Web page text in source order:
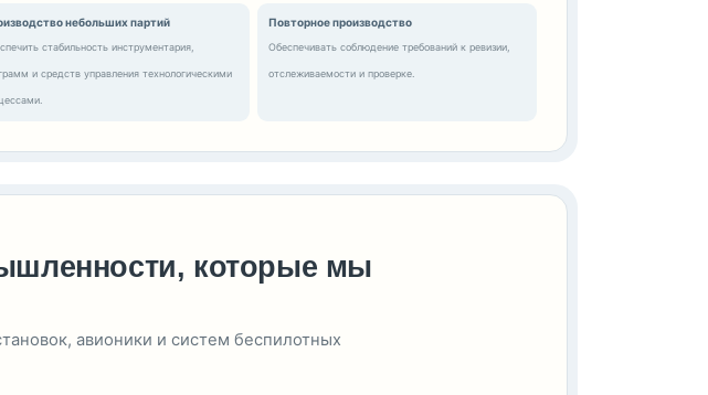
небольших партий
стабильность инструментария,
и средств управления технологическими
Повторное производство
Обеспечивать соблюдение требований к ревизии,
отслеживаемости и проверке.
которые мы
авионики и систем беспилотных